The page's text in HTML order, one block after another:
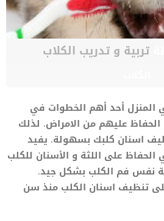
تربية و تدريب الكلاب
المنزل أحد أهم الخطوات في
الحفاظ عليهم من الامراض. لذلك
اسنان كلبك بسهولة. يفيد
على اللثة و الأسنان للكلب
نفس فم الكلب بشكل جيد.
تنظيف اسنان الكلب منذ سن